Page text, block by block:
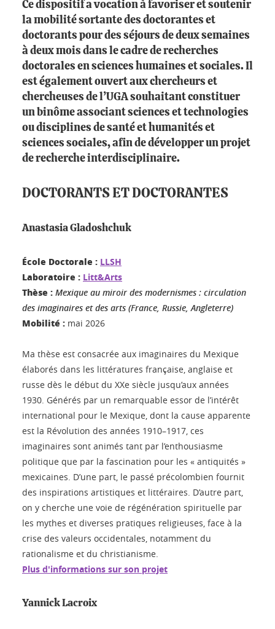
Ce dispositif a vocation à favoriser et soutenir
la mobilité sortante des doctorantes et
doctorants pour des séjours de deux semaines
à deux mois dans le cadre de recherches
doctorales en sciences humaines et sociales. Il
est également ouvert aux chercheurs et
chercheuses de l’UGA souhaitant constituer
un binôme associant sciences et technologies
ou disciplines de santé et humanités et
sciences sociales, afin de développer un projet
de recherche interdisciplinaire.
DOCTORANTS ET DOCTORANTES
Anastasia Gladoshchuk
École Doctorale : LLSH
Laboratoire : Litt&Arts
Thèse : Mexique au miroir des modernismes : circulation
des imaginaires et des arts (France, Russie, Angleterre)
Mobilité : mai 2026
Ma thèse est consacrée aux imaginaires du Mexique
élaborés dans les littératures française, anglaise et
russe dès le début du XXe siècle jusqu’aux années
1930. Générés par un remarquable essor de l’intérêt
international pour le Mexique, dont la cause apparente
est la Révolution des années 1910–1917, ces
imaginaires sont animés tant par l’enthousiasme
politique que par la fascination pour les « antiquités »
mexicaines. D’une part, le passé précolombien fournit
des inspirations artistiques et littéraires. D’autre part,
on y cherche une voie de régénération spirituelle par
les mythes et diverses pratiques religieuses, face à la
crise des valeurs occidentales, notamment du
rationalisme et du christianisme.
Plus d'informations sur son projet
Yannick Lacroix